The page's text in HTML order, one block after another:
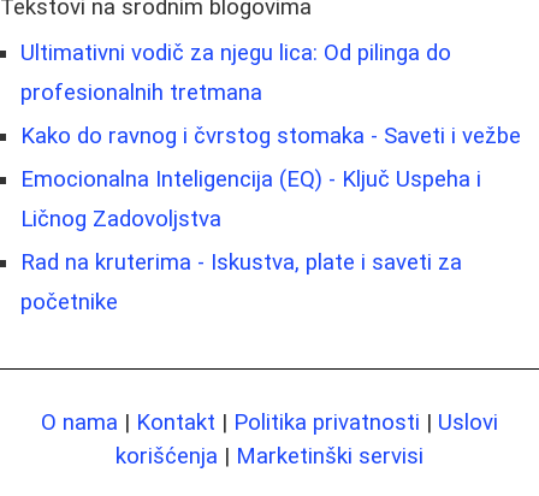
Tekstovi na srodnim blogovima
Ultimativni vodič za njegu lica: Od pilinga do
profesionalnih tretmana
Kako do ravnog i čvrstog stomaka - Saveti i vežbe
Emocionalna Inteligencija (EQ) - Ključ Uspeha i
Ličnog Zadovoljstva
Rad na kruterima - Iskustva, plate i saveti za
početnike
O nama | Kontakt | Politika privatnosti | Uslovi
korišćenja | Marketinški servisi